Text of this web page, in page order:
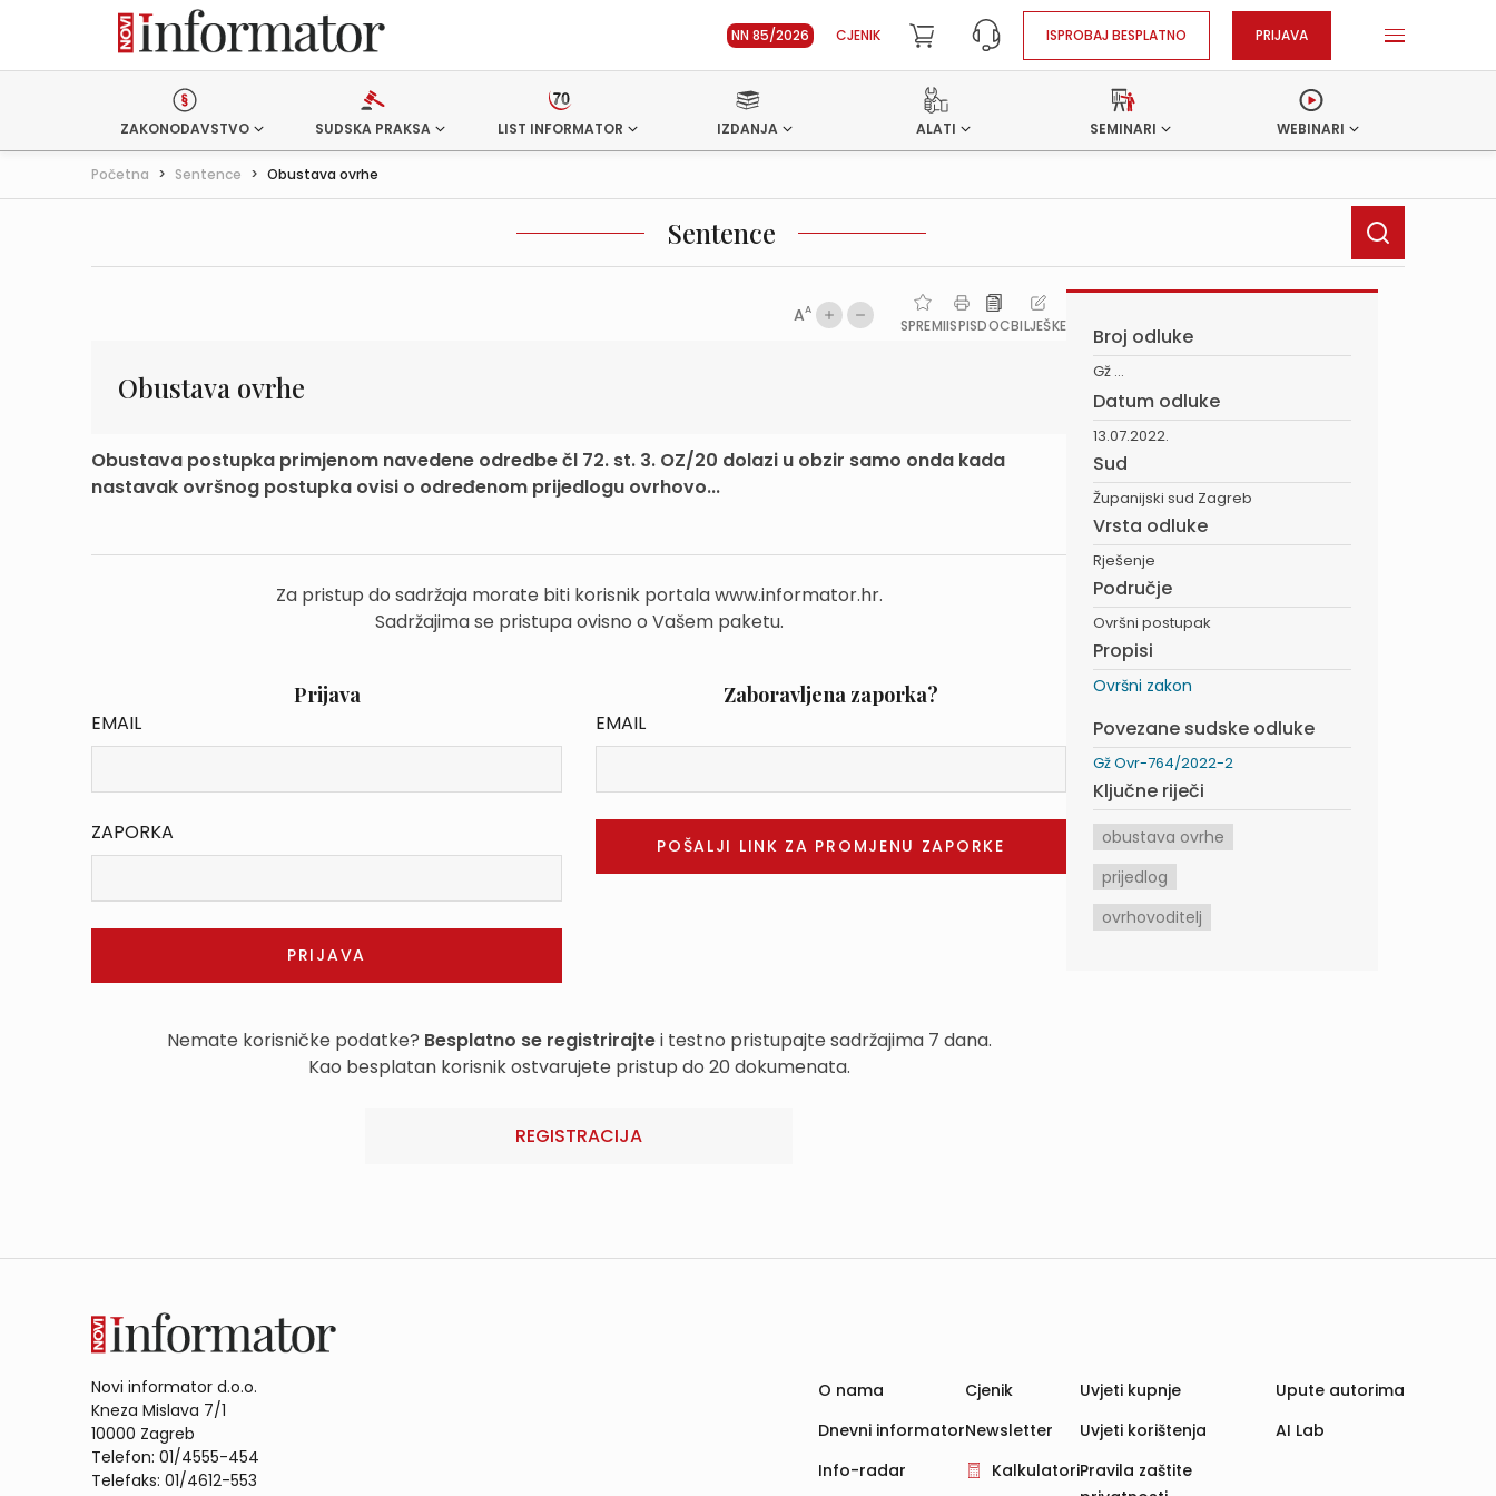
NN 85/2026 CJENIK ISPROBAJ BESPLATNO PRIJAVA
ZAKONODAVSTVO SUDSKA PRAKSA LIST INFORMATOR IZDANJA ALATI SEMINARI WEBINARI
Početna > Sentence > Obustava ovrhe
Sentence
AA
SPREMIISPISDOCBILJEŠKE
Obustava ovrhe
Obustava postupka primjenom navedene odredbe čl 72. st. 3. OZ/20 dolazi u obzir samo onda kada
nastavak ovršnog postupka ovisi o određenom prijedlogu ovrhovo...
Za pristup do sadržaja morate biti korisnik portala www.informator.hr.
Sadržajima se pristupa ovisno o Vašem paketu.
Prijava
EMAIL
ZAPORKA
Zaboravljena zaporka?
EMAIL
Nemate korisničke podatke? Besplatno se registrirajtei testno pristupajte sadržajima 7 dana.
Kao besplatan korisnik ostvarujete pristup do 20 dokumenata.
REGISTRACIJA
Broj odluke
Gž ...
Datum odluke
13.07.2022.
Sud
Županijski sud Zagreb
Vrsta odluke
Rješenje
Područje
Ovršni postupak
Propisi
Ovršni zakon
Povezane sudske odluke
Gž Ovr-764/2022-2
Ključne riječi
obustava ovrhe
prijedlog
ovrhovoditelj
Novi informator d.o.o.
Kneza Mislava 7/1
10000 Zagreb
Telefon: 01/4555-454
Telefaks: 01/4612-553
O nama
Dnevni informator
Info-radar
Cjenik
Newsletter
Kalkulatori
Uvjeti kupnje
Uvjeti korištenja
Pravila zaštite
Upute autorima
AI Lab